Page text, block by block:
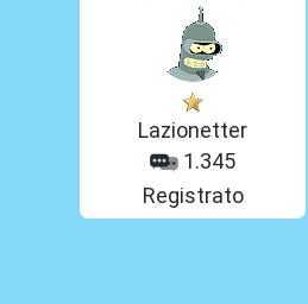
Lazionetter
1.345
Registrato